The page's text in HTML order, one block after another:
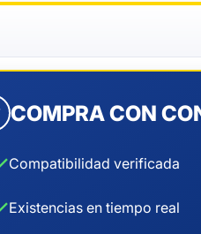
COMPRA CON
Compatibilidad verificada
Existencias en tiempo real